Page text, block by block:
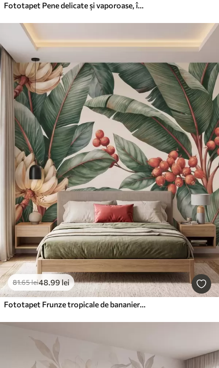
Fototapet Pene delicate și vaporoase, într-o nuanță de roz-piersică cu reflexii strălucitoare
81.65lei48.99 lei
Fototapet Frunze tropicale de bananier cu ciorchini de boabe roșii de cafea, în stil acuarelă